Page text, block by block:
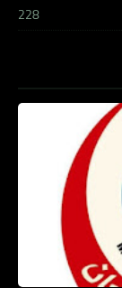
228